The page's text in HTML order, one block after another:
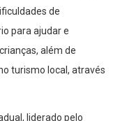
de
para ajudar e
além de
turismo local, através
liderado pelo